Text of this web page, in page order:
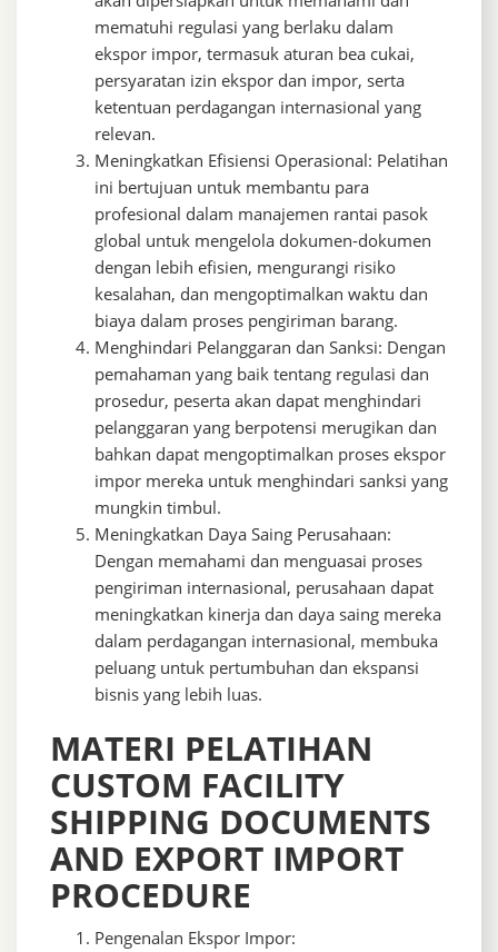
mematuhi regulasi yang berlaku dalam
ekspor impor, termasuk aturan bea cukai,
persyaratan izin ekspor dan impor, serta
ketentuan perdagangan internasional yang
relevan.
Meningkatkan Efisiensi Operasional: Pelatihan
ini bertujuan untuk membantu para
profesional dalam manajemen rantai pasok
global untuk mengelola dokumen-dokumen
dengan lebih efisien, mengurangi risiko
kesalahan, dan mengoptimalkan waktu dan
biaya dalam proses pengiriman barang.
Menghindari Pelanggaran dan Sanksi: Dengan
pemahaman yang baik tentang regulasi dan
prosedur, peserta akan dapat menghindari
pelanggaran yang berpotensi merugikan dan
bahkan dapat mengoptimalkan proses ekspor
impor mereka untuk menghindari sanksi yang
mungkin timbul.
Meningkatkan Daya Saing Perusahaan:
Dengan memahami dan menguasai proses
pengiriman internasional, perusahaan dapat
meningkatkan kinerja dan daya saing mereka
dalam perdagangan internasional, membuka
peluang untuk pertumbuhan dan ekspansi
bisnis yang lebih luas.
MATERI PELATIHAN
CUSTOM FACILITY
SHIPPING DOCUMENTS
AND EXPORT IMPORT
PROCEDURE
Pengenalan Ekspor Impor: